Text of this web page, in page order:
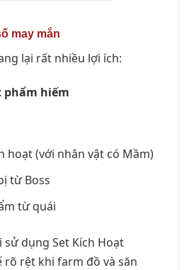
may mắn
lại rất nhiều lợi ích:
phẩm hiếm
hoạt (với nhân vật có Mầm)
từ Boss
từ quái
dụng Set Kích Hoạt
rõ rệt khi farm đồ và săn